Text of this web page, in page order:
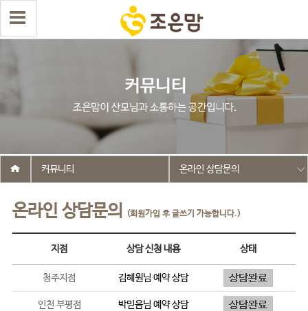
온라인 상담문의 (회원가입 후 글쓰기 가능합니다.)
커뮤니티 온라인 상담문의
지점 상담 신청 내용 상태
청주지점 김혜원님 예약 상담
인천 부평점 박믿음님 예약 상담